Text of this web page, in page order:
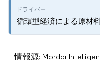
循環型経済による原材
情報源: Mordor